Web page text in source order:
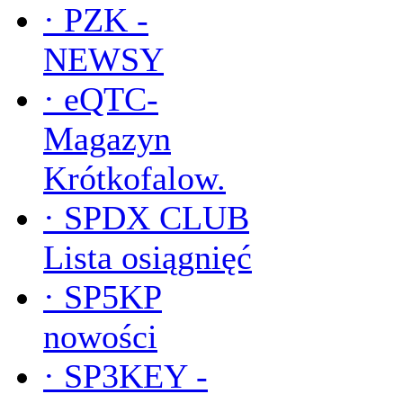
· PZK -
NEWSY
· eQTC-
Magazyn
Krótkofalow.
· SPDX CLUB
Lista osiągnięć
· SP5KP
nowości
· SP3KEY -